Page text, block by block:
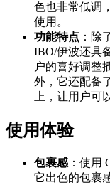
色也非常低调
使用。
功能特点 ：除
IBO/伊波还具
户的喜好调整
外，它还配备
上，让用户可
使用体验
包裹感 ：使用
它出色的包裹